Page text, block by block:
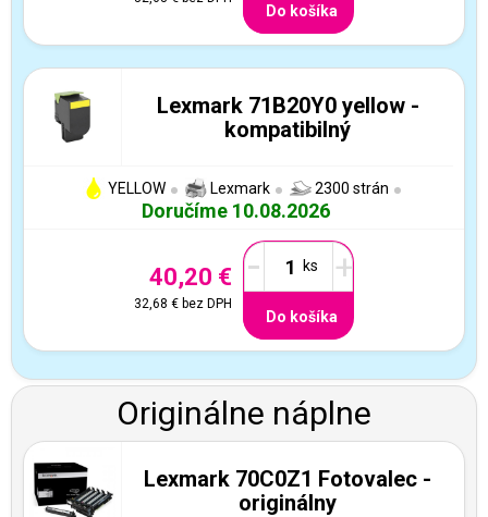
Do košíka
Lexmark 71B20Y0 yellow -
kompatibilný
YELLOW Lexmark 2300 strán
Doručíme 10.08.2026
40,20 €
32,68 € bez DPH
- +
Do košíka
Originálne náplne
Lexmark 70C0Z1 Fotovalec -
originálny